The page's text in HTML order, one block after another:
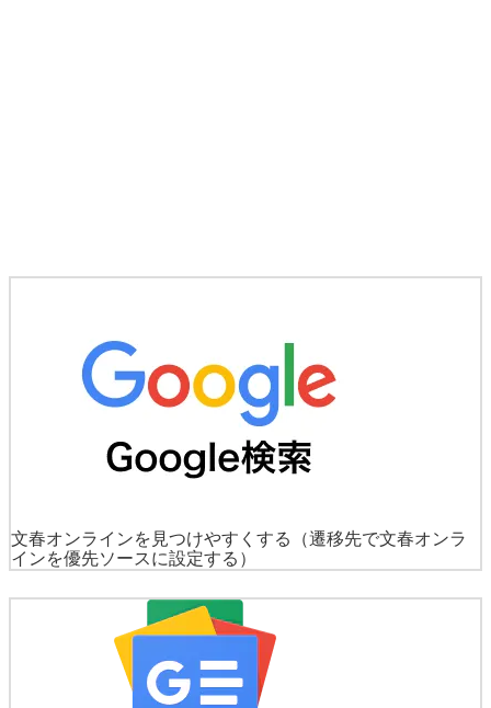
文春オンラインを見つけやすくする
（遷移先で文春オンラ
インを優先ソースに設定する）